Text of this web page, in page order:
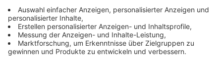
Lippe und Vorsitzende des Verbandsvorstands, die
sich bis zum 31. März 2027 erstreckt. "Über das
Votum der Verbandsversammlung und das damit
ausgesprochene Vertrauen freue ich mich sehr. Im
Mittelpunkt meiner Agenda steht auch weiterhin, die